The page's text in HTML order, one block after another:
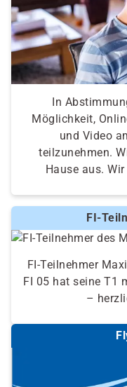
In
Möglichkeit,
und Video
teilzunehmen.
Hause aus.
FI-
FI-Teilnehmer
FI 05 hat seine T1
–